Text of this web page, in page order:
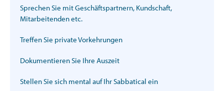
Sprechen Sie mit Geschäftspartnern, Kundschaft,
Mitarbeitenden etc.
Treffen Sie private Vorkehrungen
Dokumentieren Sie Ihre Auszeit
Stellen Sie sich mental auf Ihr Sabbatical ein